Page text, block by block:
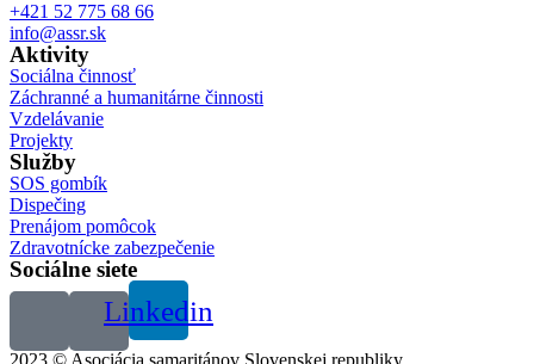
+421 52 775 68 66
info@assr.sk
Aktivity
Sociálna činnosť
Záchranné a humanitárne činnosti
Vzdelávanie
Projekty
Služby
SOS gombík
Dispečing
Prenájom pomôcok
Zdravotnícke zabezpečenie
Sociálne siete
Linkedin
2023 © Asociácia samaritánov Slovenskej republiky